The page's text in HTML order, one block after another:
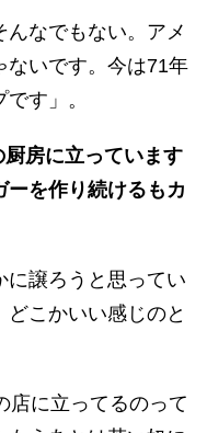
んなでもない。アメ
ないです。今は71年
す」。
房に立っています
ーを作り続けるもカ
に譲ろうと思ってい
どこかいい感じのと
店に立ってるのって